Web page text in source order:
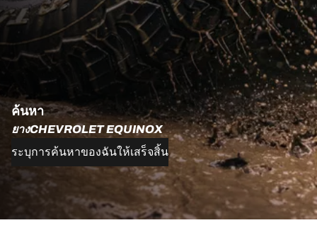
ค้นหา
ยางCHEVROLET EQUINOX
ระบุการค้นหาของฉันให้เสร็จสิ้น